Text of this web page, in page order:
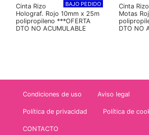
BAJO PEDIDO
Cinta Rizo
Holograf. Rojo 10mm x 25m
polipropileno ***OFERTA
DTO NO ACUMULABLE
Cinta Rizo
Motas
DTO NO
Condiciones de uso Aviso legal
Política de privacidad Política de
CONTACTO